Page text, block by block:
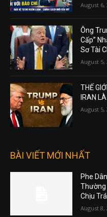
August 6,
Ông
Cấp”
Sơ Tài
August 5,
THẾ
IRAN
August 5,
BÀI VIẾT MỚI NHẤT
Phe
Thường
Chịu
August 8,